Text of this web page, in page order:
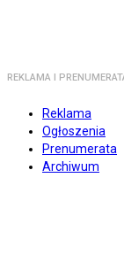
REKLAMA I
Reklama
Ogłoszenia
Prenumerata
Archiwum